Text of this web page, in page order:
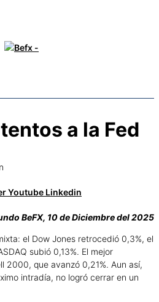
a la Fed
Youtube Linkedin
BeFX, 10 de Diciembre del 2025
el Dow Jones retrocedió 0,3%, el
subió 0,13%. El mejor
2000, que avanzó 0,21%. Aun así,
intradía, no logró cerrar en un